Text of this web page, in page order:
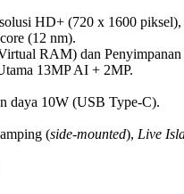
HD+ (720 x 1600 piksel),
(12 nm).
RAM) dan Penyimpanan
13MP AI + 2MP.
daya 10W (USB Type-C).
(side-mounted), Live